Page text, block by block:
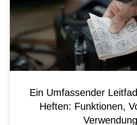
Ein Umfassender
Heften: Funktionen,
Verwendung